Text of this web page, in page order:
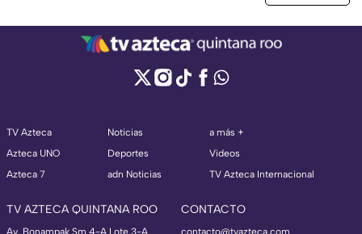
TV Azteca
Azteca UNO
Azteca 7
Noticias
Deportes
adn Noticias
a más +
Videos
TV Azteca Internacional
TV AZTECA QUINTANA ROO
Av. Bonampak Sm 4-A Lote 3-A
CONTACTO
contacto@tvazteca.com